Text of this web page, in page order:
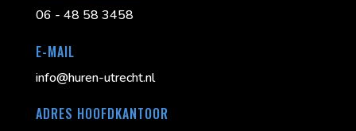
06 - 48 58 3458
E-MAIL
info@huren-utrecht.nl
ADRES HOOFDKANTOOR